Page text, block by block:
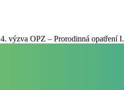
4. výzva OPZ – Prorodinná opatření I.